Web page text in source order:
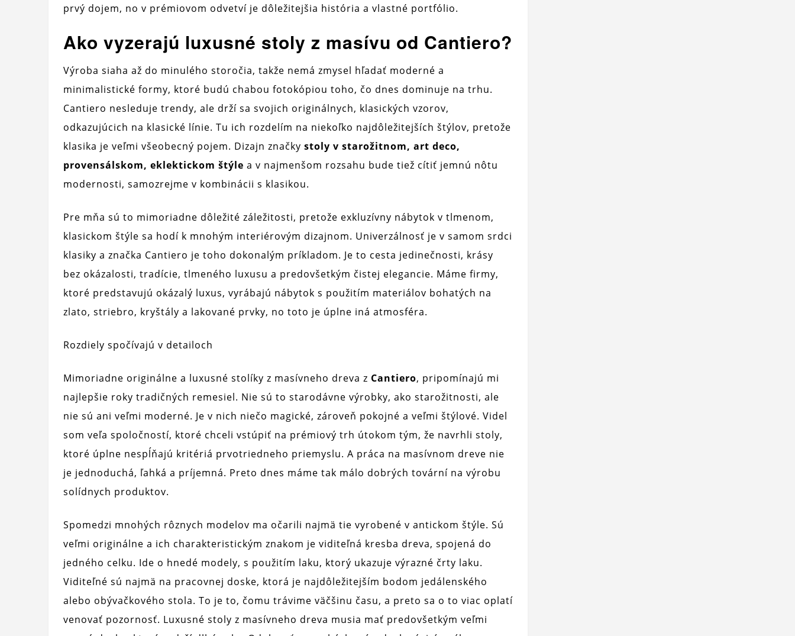
prvý dojem, no v prémiovom odvetví je dôležitejšia história a vlastné portfólio.
Ako vyzerajú luxusné stoly z masívu od Cantiero?
Výroba siaha až do minulého storočia, takže nemá zmysel hľadať moderné a
minimalistické formy, ktoré budú chabou fotokópiou toho, čo dnes dominuje na trhu.
Cantiero nesleduje trendy, ale drží sa svojich originálnych, klasických vzorov,
odkazujúcich na klasické línie. Tu ich rozdelím na niekoľko najdôležitejších štýlov, pretože
klasika je veľmi všeobecný pojem. Dizajn značky stoly v starožitnom, art deco,
provensálskom, eklektickom štýle a v najmenšom rozsahu bude tiež cítiť jemnú nôtu
modernosti, samozrejme v kombinácii s klasikou.
Pre mňa sú to mimoriadne dôležité záležitosti, pretože exkluzívny nábytok v tlmenom,
klasickom štýle sa hodí k mnohým interiérovým dizajnom. Univerzálnosť je v samom srdci
klasiky a značka Cantiero je toho dokonalým príkladom. Je to cesta jedinečnosti, krásy
bez okázalosti, tradície, tlmeného luxusu a predovšetkým čistej elegancie. Máme firmy,
ktoré predstavujú okázalý luxus, vyrábajú nábytok s použitím materiálov bohatých na
zlato, striebro, kryštály a lakované prvky, no toto je úplne iná atmosféra.
Rozdiely spočívajú v detailoch
Mimoriadne originálne a luxusné stolíky z masívneho dreva z Cantiero, pripomínajú mi
najlepšie roky tradičných remesiel. Nie sú to starodávne výrobky, ako starožitnosti, ale
nie sú ani veľmi moderné. Je v nich niečo magické, zároveň pokojné a veľmi štýlové. Videl
som veľa spoločností, ktoré chceli vstúpiť na prémiový trh útokom tým, že navrhli stoly,
ktoré úplne nespĺňajú kritériá prvotriedneho priemyslu. A práca na masívnom dreve nie
je jednoduchá, ľahká a príjemná. Preto dnes máme tak málo dobrých tovární na výrobu
solídnych produktov.
Spomedzi mnohých rôznych modelov ma očarili najmä tie vyrobené v antickom štýle. Sú
veľmi originálne a ich charakteristickým znakom je viditeľná kresba dreva, spojená do
jedného celku. Ide o hnedé modely, s použitím laku, ktorý ukazuje výrazné črty laku.
Viditeľné sú najmä na pracovnej doske, ktorá je najdôležitejším bodom jedálenského
alebo obývačkového stola. To je to, čomu trávime väčšinu času, a preto sa o to viac oplatí
venovať pozornosť. Luxusné stoly z masívneho dreva musia mať predovšetkým veľmi